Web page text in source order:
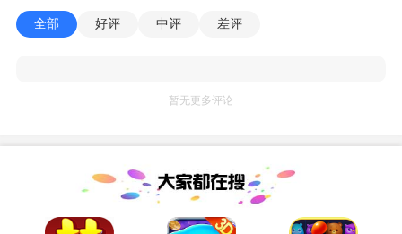
全部 好评 中评 差评
暂无更多评论